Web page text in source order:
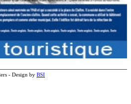
- Design by BSI